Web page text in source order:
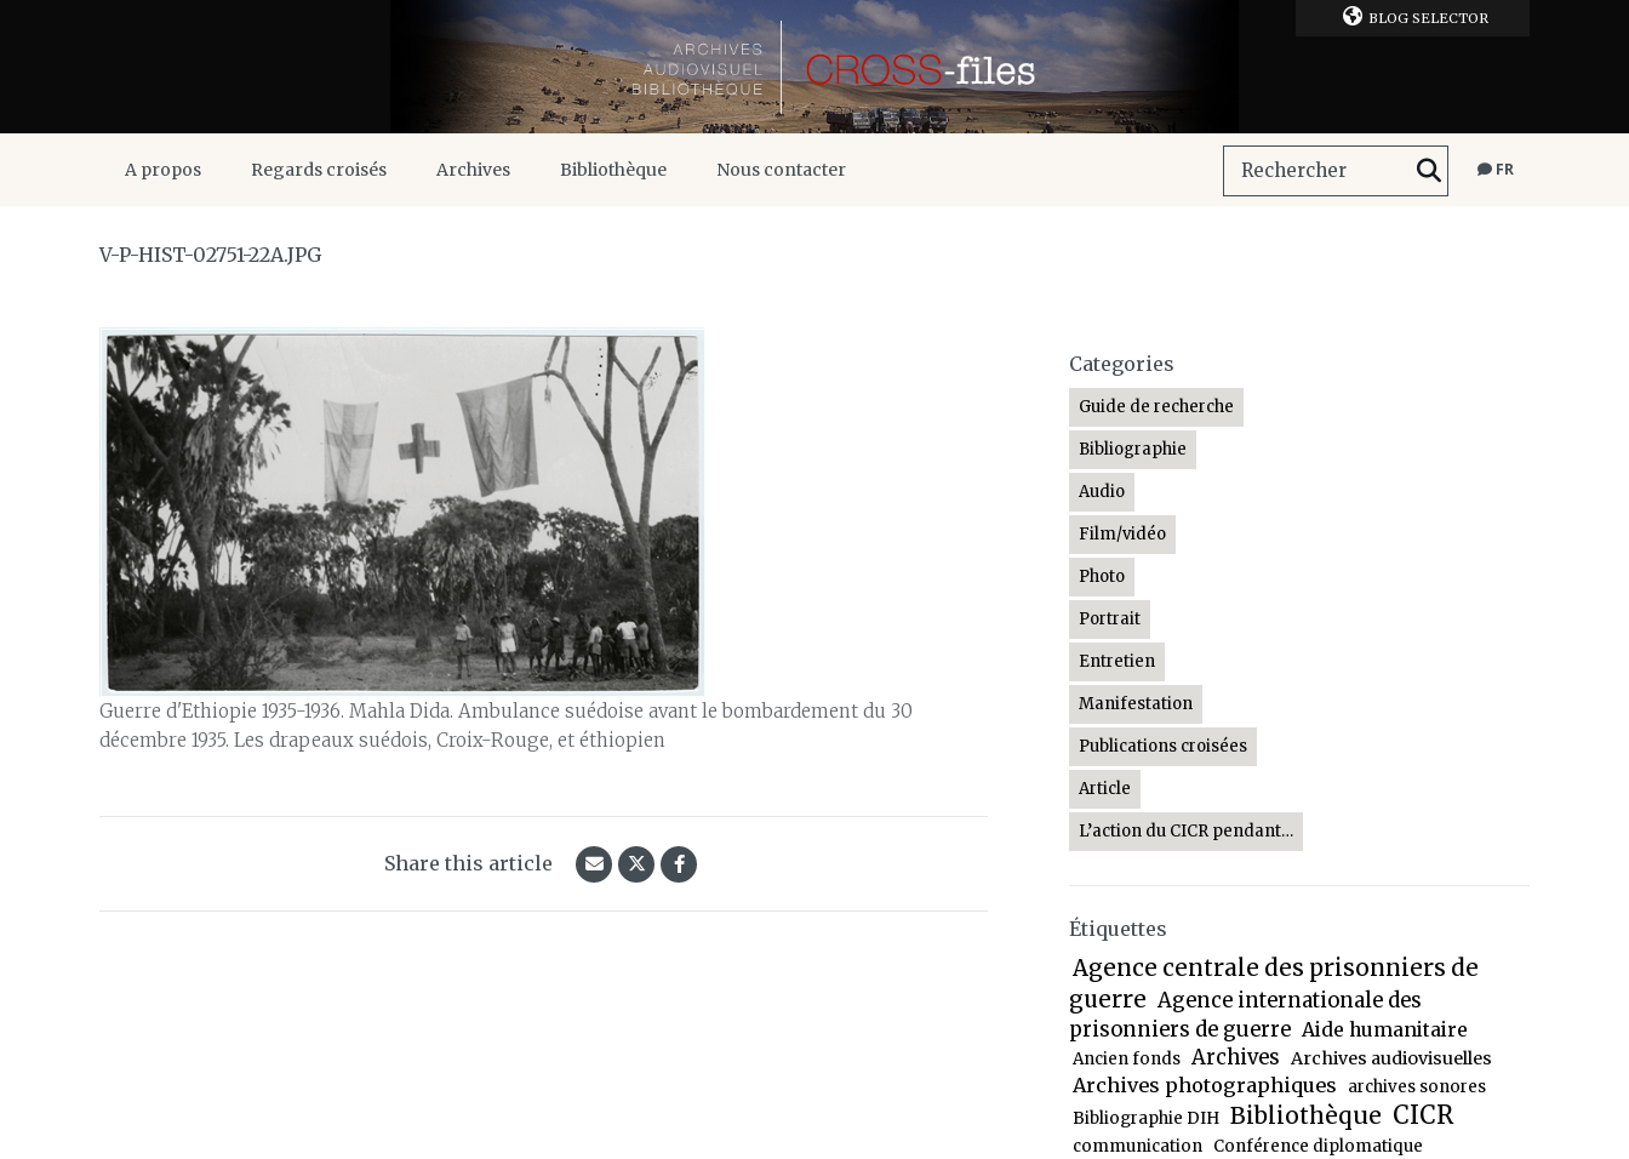
BLOG SELECTOR
A propos Regards croisés Archives Bibliothèque Nous contacter FR
V-P-HIST-02751-22A.JPG
Guerre d'Ethiopie 1935-1936. Mahla Dida. Ambulance suédoise avant le bombardement du 30
décembre 1935. Les drapeaux suédois, Croix-Rouge, et éthiopien
Share this article
Categories
Guide de recherche
Bibliographie
Audio
Film/vidéo
Photo
Portrait
Entretien
Manifestation
Publications croisées
Article
L’action du CICR pendant…
Étiquettes
Agence centrale des prisonniers de
guerre Agence internationale des
prisonniers de guerre Aide humanitaire
Ancien fonds Archives Archives audiovisuelles
Archives photographiques
archives sonores
Bibliographie DIH Bibliothèque CICR
communication Conférence diplomatique